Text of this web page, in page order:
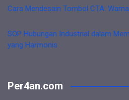
Cara Mendesain Tombol CTA:
SOP Hubungan Industrial dalam
yang Harmonis
Per4an.com